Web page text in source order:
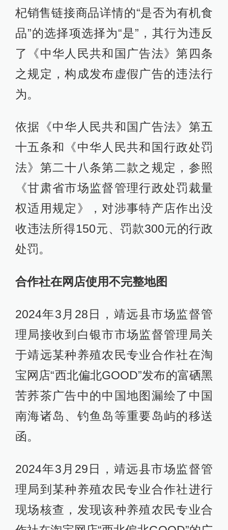
杞销售链接商品详情的“是否为有机食
品”的选择项选择为“是”，其行为违反
了《中华人民共和国广告法》第四条
之规定，构成发布虚假广告的违法行
为。
依据《中华人民共和国广告法》第五
十五条和《中华人民共和国行政处罚
法》第二十八条第二款之规定，参照
《甘肃省市场监督管理行政处罚裁量
权适用规定》，对涉事特产店作出没
收违法所得150元、罚款300元的行政
处罚。
合作社在网店使用不完整地图
2024年3月28日，靖远县市场监督管
理局接收到白银市市场监督管理局关
于靖远某种养殖农民专业合作社在淘
宝网店“西北偏北GOOD”发布的富硒黑
苦荞茶广告中的中国地图漏绘了中国
南海诸岛、钓鱼岛等重要岛屿的移送
函。
2024年3月29日，靖远县市场监督管
理局到某种养殖农民专业合作社进行
现场核查，发现该种养殖农民专业合